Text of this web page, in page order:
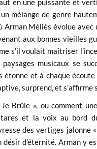
en une puissante et
mélange de genre
Arman Méliès évolue avec
aux bonnes vieilles
s’il voulait maîtriser
paysages musicaux se
et à chaque
surprend, et s’affirme
Brûle », ou comment
et la voix au bord
des vertiges
d’éternité. Arman y